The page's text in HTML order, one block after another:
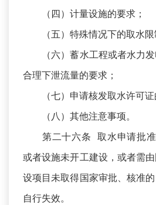
（四）计量设施的要求；
（五）特殊情况下的取水限
（六）蓄水工程或者水力发
合理下泄流量的要求；
（七）申请核发取水许可证
（八）其他注意事项。
第二十六条 取水申请批准
或者设施未开工建设，或者需
设项目未取得国家审批、核准
自行失效。